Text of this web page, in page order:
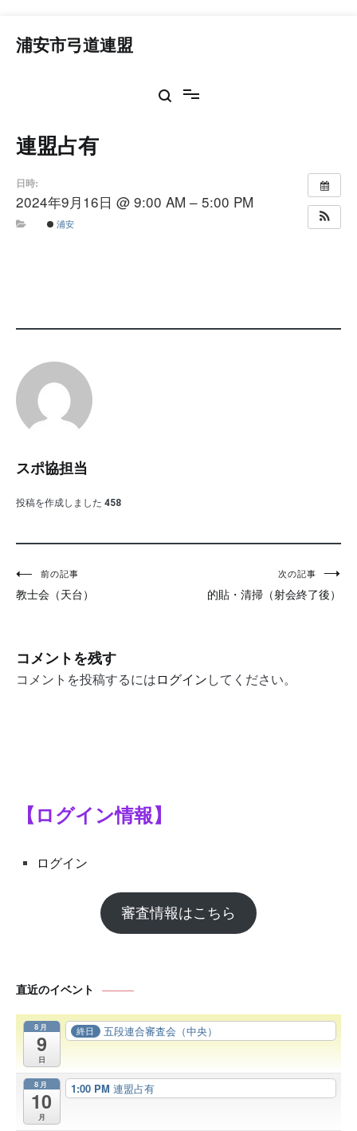
浦安市弓道連盟
連盟占有
日時:
2024年9月16日 @ 9:00 AM – 5:00 PM
浦安
スポ協担当
投稿を作成しました 458
投
稿
ビ
ゲ
前の記事
教士会（天台）
次の記事
的貼・清掃（射会終了後）
コメントを残す
コメントを投稿するには ログイン してください。
【ログイン情報】
ログイン
審査情報はこちら
直近のイベント
8月
9
日
終日 五段連合審査会（中央）
8月
10
月
1:00 PM 連盟占有